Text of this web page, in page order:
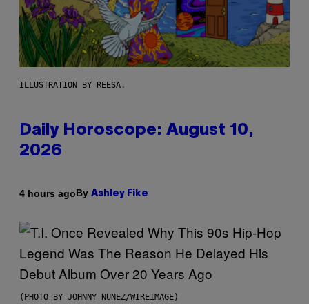
ILLUSTRATION BY REESA.
Daily Horoscope: August 10,
2026
4 hours agoBy Ashley Fike
(PHOTO BY JOHNNY NUNEZ/WIREIMAGE)